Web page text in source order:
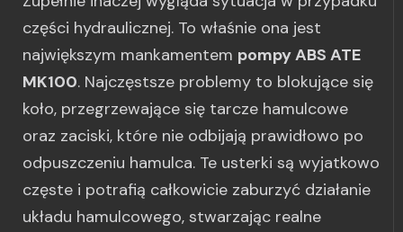
części hydraulicznej. To właśnie ona jest
największym mankamentem pompy ABS ATE
MK100. Najczęstsze problemy to blokujące się
koło, przegrzewające się tarcze hamulcowe
oraz zaciski, które nie odbijają prawidłowo po
odpuszczeniu hamulca. Te usterki są wyjatkowo
częste i potrafią całkowicie zaburzyć działanie
układu hamulcowego, stwarzając realne